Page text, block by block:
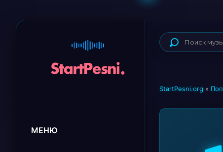
МЕНЮ
StartPesni.org » Поп